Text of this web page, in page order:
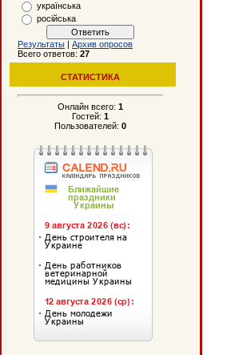
українська
російська
Результаты | Архив опросов
Всего ответов: 27
СТАТИСТИКА
Онлайн всего: 1
Гостей: 1
Пользователей: 0